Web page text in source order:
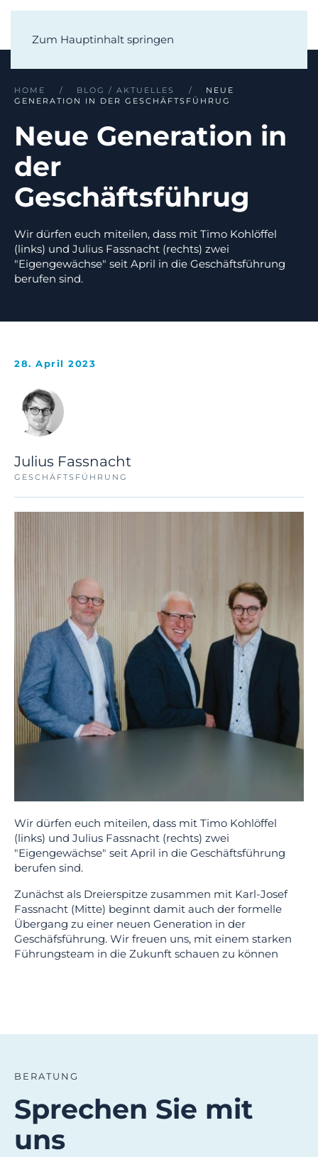
Zum Hauptinhalt springen
HOME BLOG / AKTUELLES
NEUE
GENERATION IN DER GESCHÄFTSFÜHRUG
Neue Generation in
der
Geschäftsführug
Wir dürfen euch miteilen, dass mit Timo Kohlöffel
(links) und Julius Fassnacht (rechts) zwei
"Eigengewächse" seit April in die Geschäftsführung
berufen sind.
28. April 2023
Julius Fassnacht
GESCHÄFTSFÜHRUNG
Wir dürfen euch miteilen, dass mit Timo Kohlöffel
(links) und Julius Fassnacht (rechts) zwei
"Eigengewächse" seit April in die Geschäftsführung
berufen sind.
Zunächst als Dreierspitze zusammen mit Karl-Josef
Fassnacht (Mitte) beginnt damit auch der formelle
Übergang zu einer neuen Generation in der
Geschäfsführung. Wir freuen uns, mit einem starken
Führungsteam in die Zukunft schauen zu können
BERATUNG
Sprechen Sie mit
uns